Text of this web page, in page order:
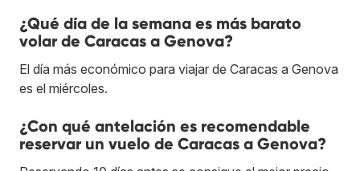
¿Qué día de la semana es más barato
volar de Caracas a Genova?
El día más económico para viajar de Caracas a Genova
es el miércoles.
¿Con qué antelación es recomendable
reservar un vuelo de Caracas a Genova?